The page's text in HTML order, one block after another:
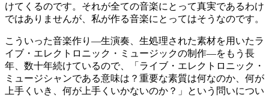
けてくるのです。それが全ての音楽にとって真実であるわけ
ではありませんが、私が作る音楽にとってはそうなのです。
こういった音楽作り―生演奏、生処理された素材を用いたラ
イブ・エレクトロニック・ミュージックの制作―をもう長
年、数十年続けているので、「ライブ・エレクトロニック・
ミュージシャンである意味は？重要な素質は何なのか、何が
上手くいき、何が上手くいかないのか？」という問いについ